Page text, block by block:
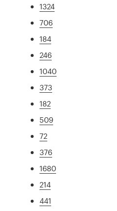
1324
706
184
246
1040
373
182
509
72
376
1680
214
441